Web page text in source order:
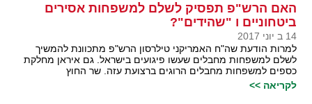
האם הרש"פ תפסיק לשלם למשפחות אסירים
ביטחוניים ו "שהידים"?
14 ב יוני 2017
למרות הודעת שה"ח האמריקני טילרסון הרש"פ מתכוונת להמשיך
לשלם למשפחות מחבלים שעשו פיגועים בישראל. גם איראן מחלקת
כספים למשפחות מחבלים הרוגים ברצועת עזה. שר החוץ
לקריאה >>